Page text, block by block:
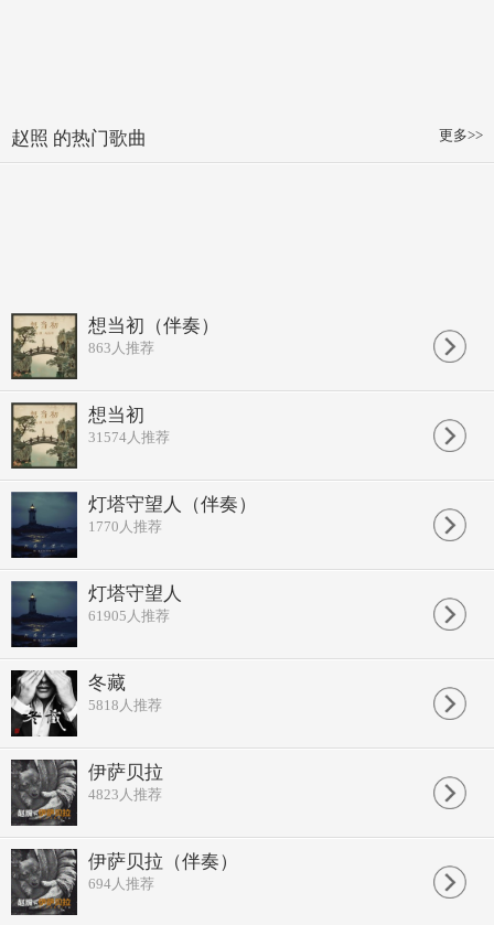
更多>>
赵照 的热门歌曲
想当初（伴奏）
863 人推荐
想当初
31574人推荐
灯塔守望人（伴奏）
1770 人推荐
灯塔守望人
61905 人推荐
冬藏
5818 人推荐
伊萨贝拉
4823 人推荐
伊萨贝拉（伴奏）
694人推荐